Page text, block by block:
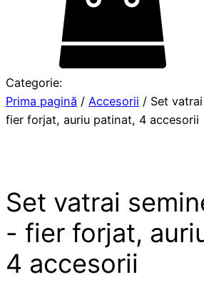
Categorie:
Prima pagină / Accesorii / Set
fier forjat, auriu patinat, 4 accesorii
Set vatrai
- fier forjat,
4 accesorii